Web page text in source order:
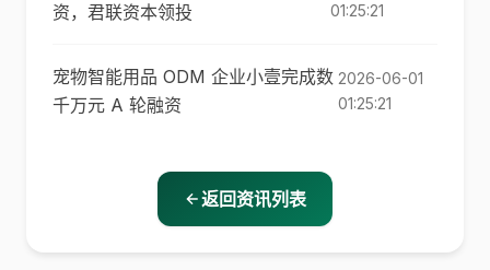
资，君联资本领投
01:25:21
宠物智能用品 ODM 企业小壹完成数
千万元 A 轮融资
2026-06-01
01:25:21
返回资讯列表